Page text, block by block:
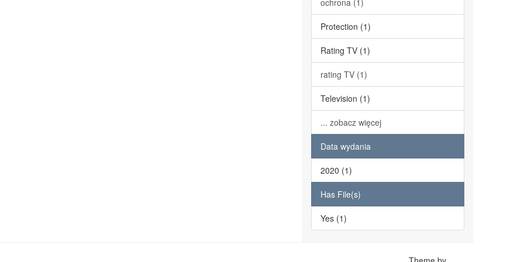
ochrona (1)
Protection (1)
Rating TV (1)
rating TV (1)
Television (1)
... zobacz więcej
Data wydania
2020 (1)
Has File(s)
Yes (1)